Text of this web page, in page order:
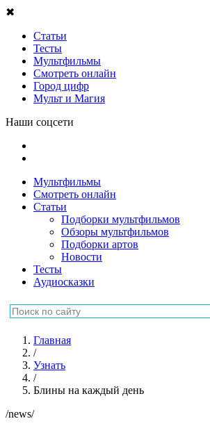
✖
Статьи
Тесты
Мультфильмы
Смотреть онлайн
Город цифр
Мульт и Магия
Наши соцсети
Мультфильмы
Смотреть онлайн
Статьи
Подборки мультфильмов
Обзоры мультфильмов
Подборки артов
Новости
Тесты
Аудиосказки
Главная
/
Узнать
/
Блины на каждый день
/news/